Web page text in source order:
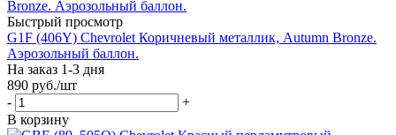
Быстрый просмотр
G1F (406Y) Chevrolet Коричневый металлик, Autumn Bronze.
Аэрозольный баллон.
На заказ 1-3 дня
890 руб./шт
-
+
В корзину